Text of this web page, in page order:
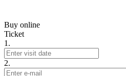
Buy online
Ticket
1.
2.